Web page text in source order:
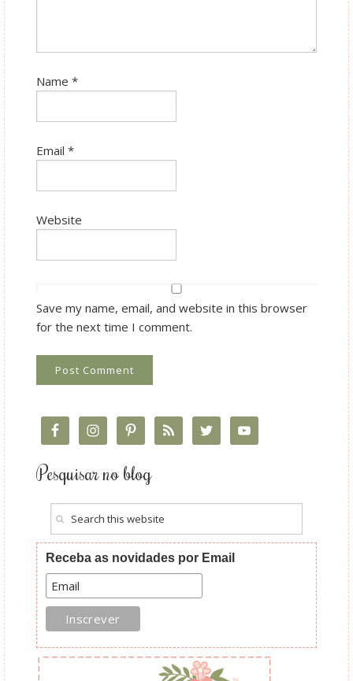
Name *
Email *
Website
Save my name, email, and website in this browser
for the next time I comment.
Pesquisar no blog
Receba as novidades por Email